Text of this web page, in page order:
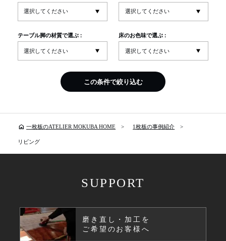
テーブル脚の材質で選ぶ : 床のお色味で選ぶ :
この条件で絞り込む
home 一枚板のATELIER MOKUBA HOME 1枚板の事例紹介
リビング
SUPPORT
磨き直し・加工を
ご希望のお客様へ